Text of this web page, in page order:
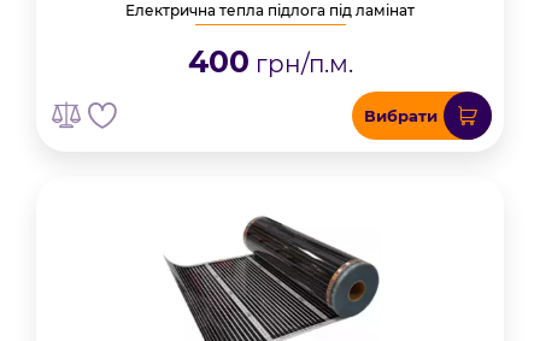
Електрична тепла підлога під ламінат
400 грн/п.м.
Вибрати